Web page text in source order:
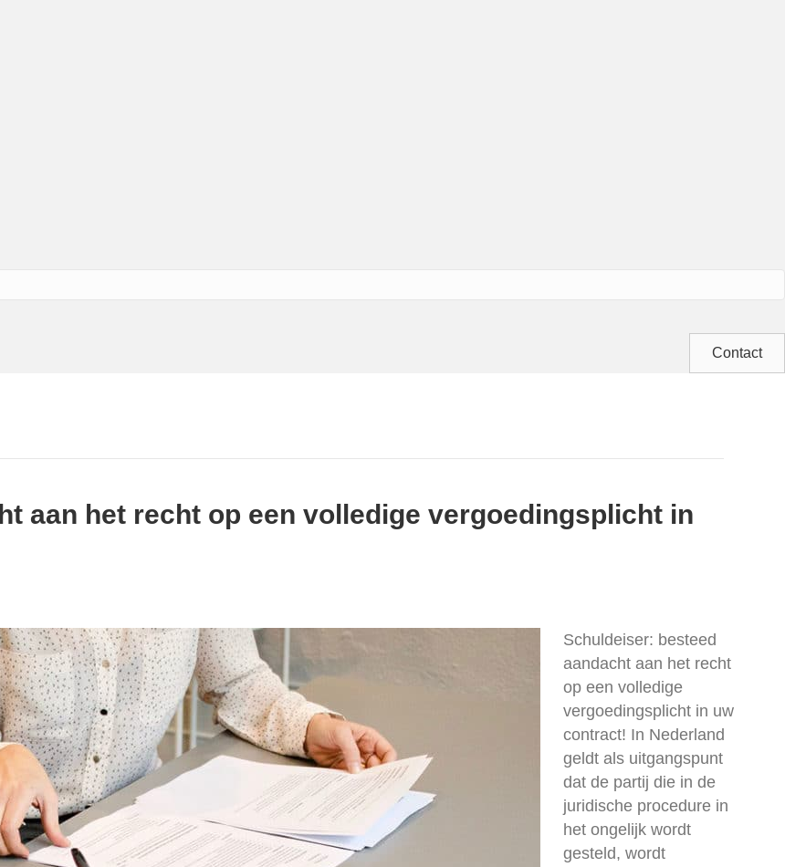
Contact
aan het recht op een volledige vergoedingsplicht in
Schuldeiser: besteed
aandacht aan het recht
op een volledige
vergoedingsplicht in uw
contract! In Nederland
geldt als uitgangspunt
dat de partij die in de
juridische procedure in
het ongelijk wordt
gesteld, wordt